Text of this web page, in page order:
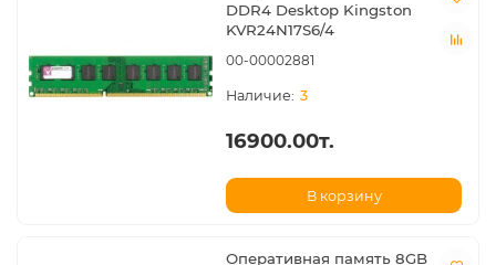
DDR4 Desktop Kingston
KVR24N17S6/4
00-00002881
3
16900.00т.
В корзину
Оперативная память 8GB